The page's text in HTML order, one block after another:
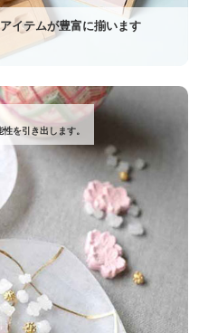
イテムが豊富に揃います
を引き出します。